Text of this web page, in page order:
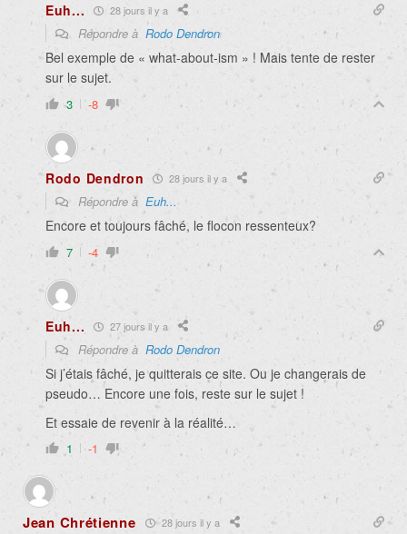
Euh... 28 jours il y a
Répondre à Rodo Dendron
Bel exemple de « what-about-ism » ! Mais tente de rester
sur le sujet.
3 -8
Rodo Dendron 28 jours il y a
Répondre à Euh...
Encore et toujours fâché, le flocon ressenteux?
7 -4
Euh... 27 jours il y a
Répondre à Rodo Dendron
Si j’étais fâché, je quitterais ce site. Ou je changerais de
pseudo… Encore une fois, reste sur le sujet !
Et essaie de revenir à la réalité…
1 -1
Jean Chrétienne 28 jours il y a